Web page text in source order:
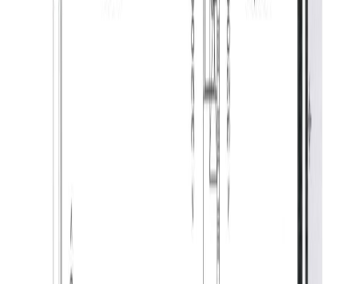
van de CV-ketel (2012), de unit van de mechanische
ventilatie en de aansluitingen van de wasapparatuur.
Het appartement beschikt over een eigen parkeerplaats
en berging in de kelder van het complex. De garage is
veilig te bereiken via interne liften en is alleen voor
bewoners toegankelijk. Het toegangshek is te openen
Kenmerken:
– het appartement is beschikbaar per 01-08-2026;
– ruim en hoogwaardig afgewerkt 2-kamer
– zeer energiezuinig appartement, energielabel A;